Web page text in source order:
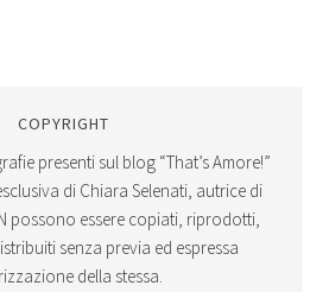
COPYRIGHT
presenti sul blog “That’s Amore!”
di Chiara Selenati, autrice di
possono essere copiati, riprodotti,
senza previa ed espressa
della stessa.